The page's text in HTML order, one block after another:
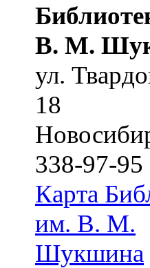
В. М.
ул.
18
338-97-95
Карта
им. В. М.
Шукшина